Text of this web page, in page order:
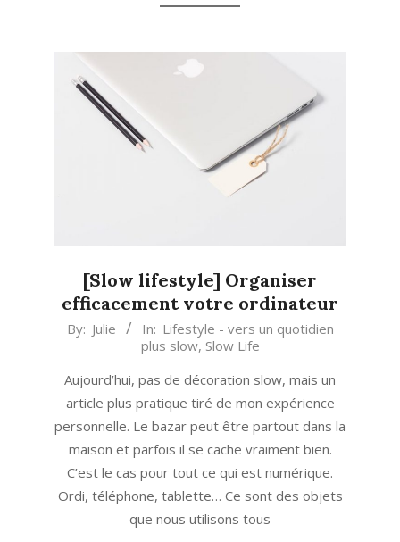
[Slow lifestyle] Organiser
efficacement votre ordinateur
2019-
30
By: Julie In: Lifestyle - vers un quotidien
plus slow, Slow Life
Aujourd’hui, pas de décoration slow, mais un
article plus pratique tiré de mon expérience
personnelle. Le bazar peut être partout dans la
maison et parfois il se cache vraiment bien.
C’est le cas pour tout ce qui est numérique.
Ordi, téléphone, tablette… Ce sont des objets
que nous utilisons tous